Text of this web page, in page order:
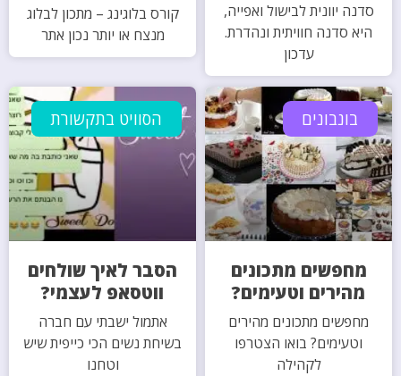
סדנה יוונית לבישול ואפייה,
היא סדנה חוויתית ונהדרת.
עדכון
קורס בלוגינג – מתכון לבלוג
מנצח או יותר נכון אתר
בונבונים
מחפשים מתכונים
מהירים וטעימים?
מחפשים מתכונים מהירים
וטעימים? בואו הצטרפו
לקהילה
הסוויט בתקשורת
הסבר לאיך שולחים
ווטסאפ לעצמי?
אתמול ישבתי עם חברה
בשיחת נשים הכי כייפית שיש
וטחנו